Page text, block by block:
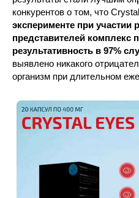
конкурентов о том, что
эксперименте при участии
представителей комплекс
результативность в 97%
выявлено никакого
организм при длительном